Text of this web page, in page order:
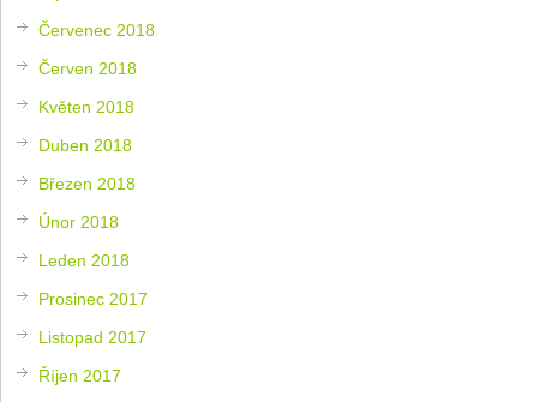
Červenec 2018
Červen 2018
Květen 2018
Duben 2018
Březen 2018
Únor 2018
Leden 2018
Prosinec 2017
Listopad 2017
Říjen 2017